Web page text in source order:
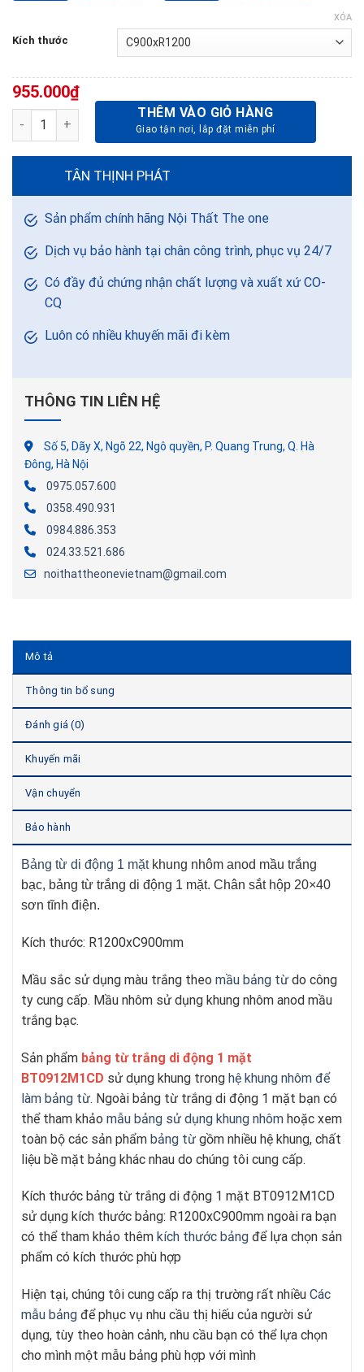
Kích thước
XÓA
955.000₫
Bảng từ Trắng di động 1 mặt BT0912M1CD số lượng
THÊM VÀO GIỎ HÀNG
TÂN THỊNH PHÁT
Sản phẩm chính hãng Nội Thất The one
Dịch vụ bảo hành tại chân công trình, phục vụ 24/7
Có đầy đủ chứng nhận chất lượng và xuất xứ CO-
CQ
Luôn có nhiều khuyến mãi đi kèm
THÔNG TIN LIÊN HỆ
Số 5, Dãy X, Ngõ 22, Ngô quyền, P. Quang Trung, Q. Hà
Đông, Hà Nội
0975.057.600
0358.490.931
0984.886.353
024.33.521.686
noithattheonevietnam@gmail.com
Mô tả
Thông tin bổ sung
Đánh giá (0)
Khuyến mãi
Vận chuyển
Bảo hành
Bảng từ di động 1 mặtkhung nhôm anod mầu trắng
bạc, bảng từ trắng di động 1 mặt. Chân sắt hộp 20×40
sơn tĩnh điện.
Kích thước: R1200xC900mm
Mầu sắc sử dụng màu trắng theo mầu bảng từ do công
ty cung cấp. Mầu nhôm sử dụng khung nhôm anod mầu
trắng bạc.
Sản phẩm bảng từ trắng di động 1 mặt
BT0912M1CD sử dụng khung trong hệ khung nhôm để
làm bảng từ. Ngoài bảng từ trắng di động 1 mặt bạn có
thể tham khảo mẫu bảng sử dụng khung nhôm hoặc xem
toàn bộ các sản phẩm bảng từ gồm nhiều hệ khung, chất
liệu bề mặt bảng khác nhau do chúng tôi cung cấp.
Kích thước bảng từ trắng di động 1 mặt BT0912M1CD
sử dụng kích thước bảng: R1200xC900mm ngoài ra bạn
có thể tham khảo thêm kích thước bảng để lựa chọn sản
phẩm có kích thước phù hợp
Hiện tại, chúng tôi cung cấp ra thị trường rất nhiều Các
mẫu bảng để phục vụ nhu cầu thị hiếu của người sử
dụng, tùy theo hoàn cảnh, nhu cầu bạn có thể lựa chọn
cho mình một mẫu bảng phù hợp với mình